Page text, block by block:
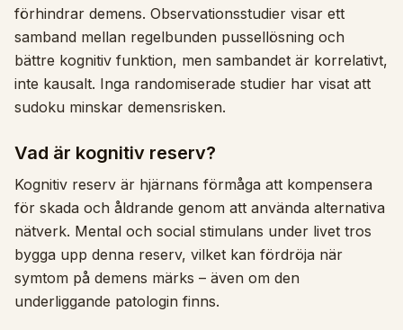
förhindrar demens. Observationsstudier visar ett
samband mellan regelbunden pussellösning och
bättre kognitiv funktion, men sambandet är korrelativt,
inte kausalt. Inga randomiserade studier har visat att
sudoku minskar demensrisken.
Vad är kognitiv reserv?
Kognitiv reserv är hjärnans förmåga att kompensera
för skada och åldrande genom att använda alternativa
nätverk. Mental och social stimulans under livet tros
bygga upp denna reserv, vilket kan fördröja när
symtom på demens märks – även om den
underliggande patologin finns.